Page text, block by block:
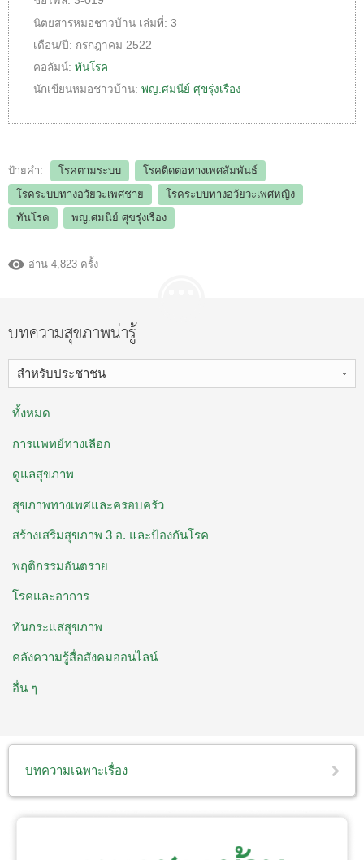
นิตยสารหมอชาวบ้าน เล่มที่: 3
เดือน/ปี: กรกฎาคม 2522
คอลัมน์: ทันโรค
นักเขียนหมอชาวบ้าน: พญ.ศมนีย์ ศุขรุ่งเรือง
ป้ายคำ: โรคตามระบบ
โรคติดต่อทางเพศสัมพันธ์
โรคระบบทางอวัยวะเพศชาย
โรคระบบทางอวัยวะเพศหญิง
ทันโรค
พญ.ศมนีย์ ศุขรุ่งเรือง
อ่าน 4,823 ครั้ง
บทความสุขภาพน่ารู้
สำหรับประชาชน
ทั้งหมด
การแพทย์ทางเลือก
ดูแลสุขภาพ
สุขภาพทางเพศและครอบครัว
สร้างเสริมสุขภาพ 3 อ. ​และป้องกันโรค
พฤติกรรมอันตราย
โรคและอาการ
ทันกระแสสุขภาพ
คลังความรู้สื่อสังคมออนไลน์
อื่น ๆ
บทความเฉพาะเรื่อง